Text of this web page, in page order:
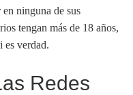
ninguna de sus
tengan más de 18 años,
es verdad.
Redes